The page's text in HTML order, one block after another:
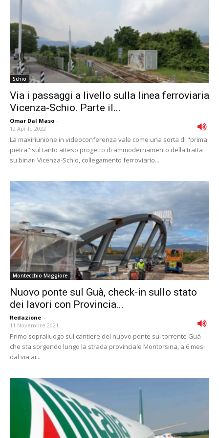
Schio
Via i passaggi a livello sulla linea ferroviaria
Vicenza-Schio. Parte il...
Omar Dal Maso -
12 Aprile 2022
La maxiriunione in videoconferenza vale come una sorta di "prima
pietra" sul tanto atteso progetto di ammodernamento della tratta
su binari Vicenza-Schio, collegamento ferroviario...
Montecchio Maggiore
Nuovo ponte sul Guà, check-in sullo stato
dei lavori con Provincia...
Redazione -
11 Novembre 2021
Primo sopralluogo sul cantiere del nuovo ponte sul torrente Guà
che sta sorgendo lungo la strada provinciale Montorsina, a 6 mesi
dal via ai...